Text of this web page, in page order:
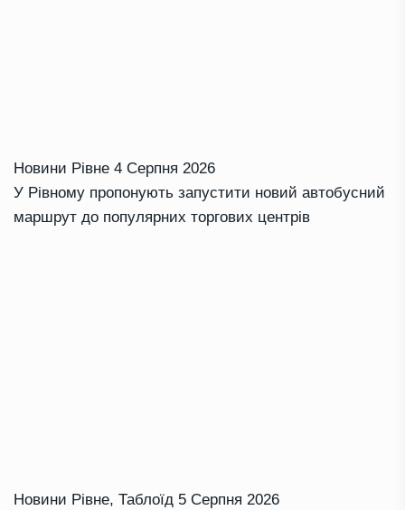
Новини Рівне 4 Серпня 2026
У Рівному пропонують запустити новий автобусний
маршрут до популярних торгових центрів
Новини Рівне, Таблоїд 5 Серпня 2026